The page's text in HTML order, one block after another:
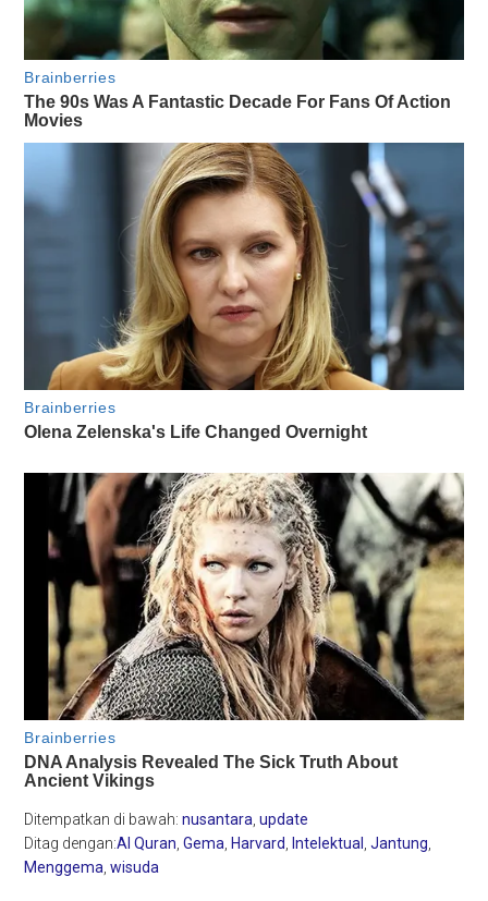
Ditempatkan di bawah:nusantara ,update
Ditag dengan:Al Quran ,Gema Harvard Intelektual ,Jantung
Menggema ,wisuda